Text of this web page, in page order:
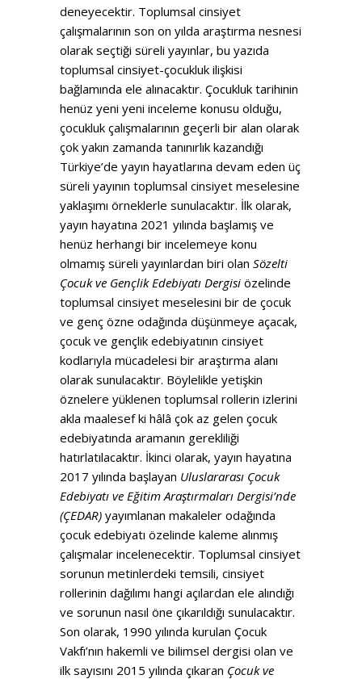
deneyecektir. Toplumsal cinsiyet
çalışmalarının son on yılda araştırma nesnesi
olarak seçtiği süreli yayınlar, bu yazıda
toplumsal cinsiyet-çocukluk ilişkisi
bağlamında ele alınacaktır. Çocukluk tarihinin
henüz yeni yeni inceleme konusu olduğu,
çocukluk çalışmalarının geçerli bir alan olarak
çok yakın zamanda tanınırlık kazandığı
Türkiye’de yayın hayatlarına devam eden üç
süreli yayının toplumsal cinsiyet meselesine
yaklaşımı örneklerle sunulacaktır. İlk olarak,
yayın hayatına 2021 yılında başlamış ve
henüz herhangi bir incelemeye konu
olmamış süreli yayınlardan biri olan Sözelti
Çocuk ve Gençlik Edebiyatı Dergisi özelinde
toplumsal cinsiyet meselesini bir de çocuk
ve genç özne odağında düşünmeye açacak,
çocuk ve gençlik edebiyatının cinsiyet
kodlarıyla mücadelesi bir araştırma alanı
olarak sunulacaktır. Böylelikle yetişkin
öznelere yüklenen toplumsal rollerin izlerini
akla maalesef ki hâlâ çok az gelen çocuk
edebiyatında aramanın gerekliliği
hatırlatılacaktır. İkinci olarak, yayın hayatına
2017 yılında başlayan Uluslararası Çocuk
Edebiyatı ve Eğitim Araştırmaları Dergisi’nde
(ÇEDAR) yayımlanan makaleler odağında
çocuk edebiyatı özelinde kaleme alınmış
çalışmalar incelenecektir. Toplumsal cinsiyet
sorunun metinlerdeki temsili, cinsiyet
rollerinin dağılımı hangi açılardan ele alındığı
ve sorunun nasıl öne çıkarıldığı sunulacaktır.
Son olarak, 1990 yılında kurulan Çocuk
Vakfı’nın hakemli ve bilimsel dergisi olan ve
ilk sayısını 2015 yılında çıkaran Çocuk ve